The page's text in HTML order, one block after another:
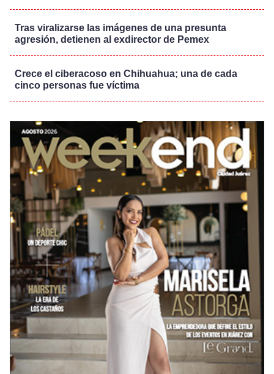
Tras viralizarse las imágenes de una presunta
agresión, detienen al exdirector de Pemex
Crece el ciberacoso en Chihuahua; una de cada
cinco personas fue víctima